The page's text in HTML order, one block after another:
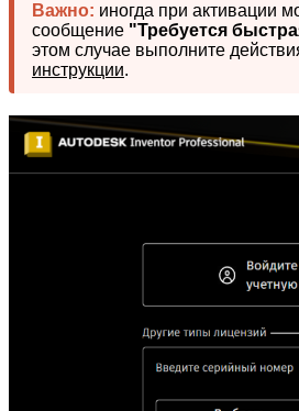
Важно: иногда при активации
сообщение "Требуется
этом случае выполните
инструкции.